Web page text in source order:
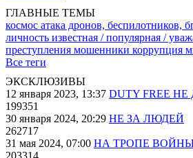
ГЛАВНЫЕ ТЕМЫ
космос атака дронов, беспилотников,
личность известная / популярная /
преступления мошенники коррупция
Все теги
ЭКСКЛЮЗИВЫ
12 января 2023, 13:37 DUTY FREE
199351
30 января 2024, 20:29 НЕ ЗА ЛЮДЕЙ
262717
31 мая 2024, 07:00 НА ТРОПЕ
203314